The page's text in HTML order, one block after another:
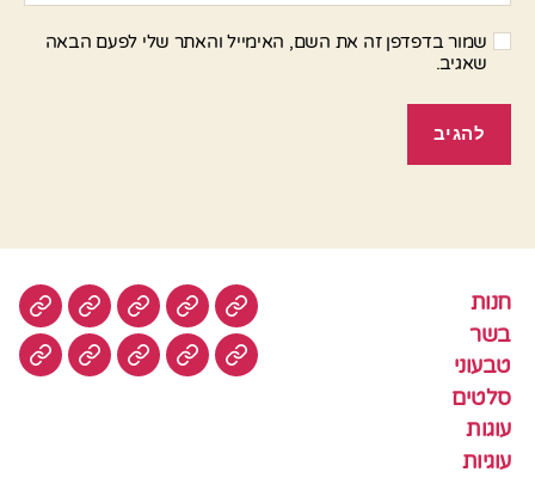
שמור בדפדפן זה את השם, האימייל והאתר שלי לפעם הבאה
שאגיב.
חנות
בשר
טבעוני
סלטים
עוגות
עוגיות
חנות בשר טבעוניסלטים
עוגיותעוף צמחונידגים